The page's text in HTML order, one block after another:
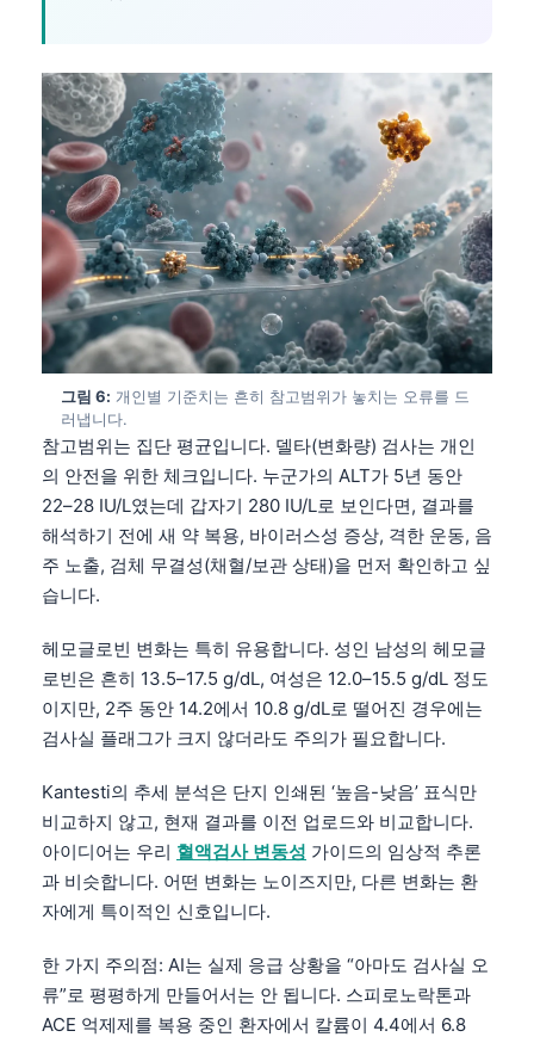
그림 6: 개인별 기준치는 흔히 참고범위가 놓치는 오류를 드
러냅니다.
참고범위는 집단 평균입니다. 델타(변화량) 검사는 개인
의 안전을 위한 체크입니다. 누군가의 ALT가 5년 동안
22–28 IU/L였는데 갑자기 280 IU/L로 보인다면, 결과를
해석하기 전에 새 약 복용, 바이러스성 증상, 격한 운동, 음
주 노출, 검체 무결성(채혈/보관 상태)을 먼저 확인하고 싶
습니다.
헤모글로빈 변화는 특히 유용합니다. 성인 남성의 헤모글
로빈은 흔히 13.5–17.5 g/dL, 여성은 12.0–15.5 g/dL 정도
이지만, 2주 동안 14.2에서 10.8 g/dL로 떨어진 경우에는
검사실 플래그가 크지 않더라도 주의가 필요합니다.
Kantesti의 추세 분석은 단지 인쇄된 ‘높음-낮음’ 표식만
비교하지 않고, 현재 결과를 이전 업로드와 비교합니다.
아이디어는 우리 혈액검사 변동성 가이드의 임상적 추론
과 비슷합니다. 어떤 변화는 노이즈지만, 다른 변화는 환
자에게 특이적인 신호입니다.
한 가지 주의점: AI는 실제 응급 상황을 “아마도 검사실 오
류”로 평평하게 만들어서는 안 됩니다. 스피로노락톤과
ACE 억제제를 복용 중인 환자에서 칼륨이 4.4에서 6.8
Norsk bokmål